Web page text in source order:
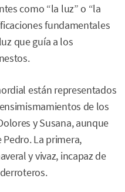
como “la luz” o “la
fundamentales
que guía a los
están representados
de los
y Susana, aunque
La primera,
y vivaz, incapaz de